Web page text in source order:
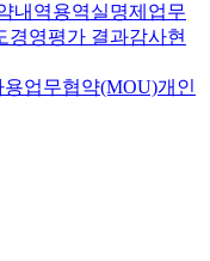
내역용역실명제 업무
경영평가 결과감사현
용업무협약(MOU)개인